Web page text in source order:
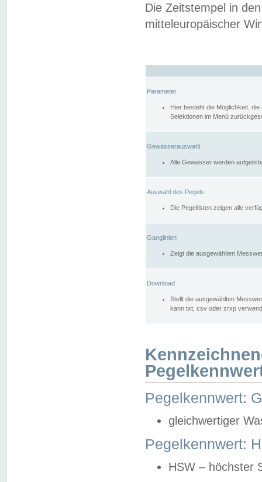
Die Zeitstempel in
mitteleuropäischer
Parameter
Hier besteht die Möglichkeit,
Selektionen im Menü
Gewässerauswahl
Alle Gewässer werden
Auswahl des Pegels
Die Pegellisten zeigen alle
Ganglinien
Zeigt die ausgewählten
Download
Stellt die ausgewählten
kann txt, csv oder zrxp
Pegelkennwert:
gleichwertiger
Pegelkennwert:
HSW – höchster